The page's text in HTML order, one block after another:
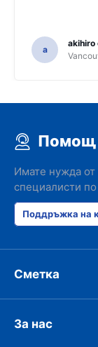
a
akihiro
Помощ
Имате нужда
специалисти
Поддръжка на
Сметка
За нас